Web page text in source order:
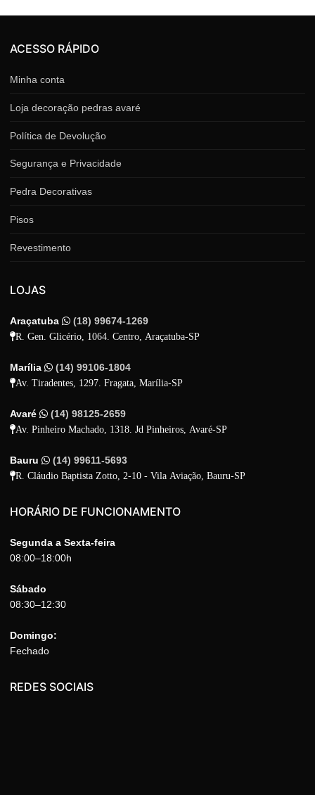
ACESSO RÁPIDO
Minha conta
Loja decoração pedras avaré
Política de Devolução
Segurança e Privacidade
Pedra Decorativas
Pisos
Revestimento
LOJAS
Araçatuba (18) 99674-1269
R. Gen. Glicério, 1064. Centro, Araçatuba-SP
Marília (14) 99106-1804
Av. Tiradentes, 1297. Fragata, Marília-SP
Avaré (14) 98125-2659
Av. Pinheiro Machado, 1318. Jd Pinheiros, Avaré-SP
Bauru (14) 99611-5693
R. Cláudio Baptista Zotto, 2-10 - Vila Aviação, Bauru-SP
HORÁRIO DE FUNCIONAMENTO
Segunda a Sexta-feira
08:00–18:00h
Sábado
08:30–12:30
Domingo:
Fechado
REDES SOCIAIS